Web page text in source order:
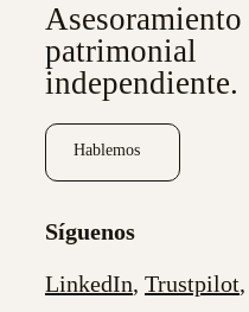
Asesoramiento
patrimonial
independiente.
Hablemos
Síguenos
LinkedIn, Trustpilot,